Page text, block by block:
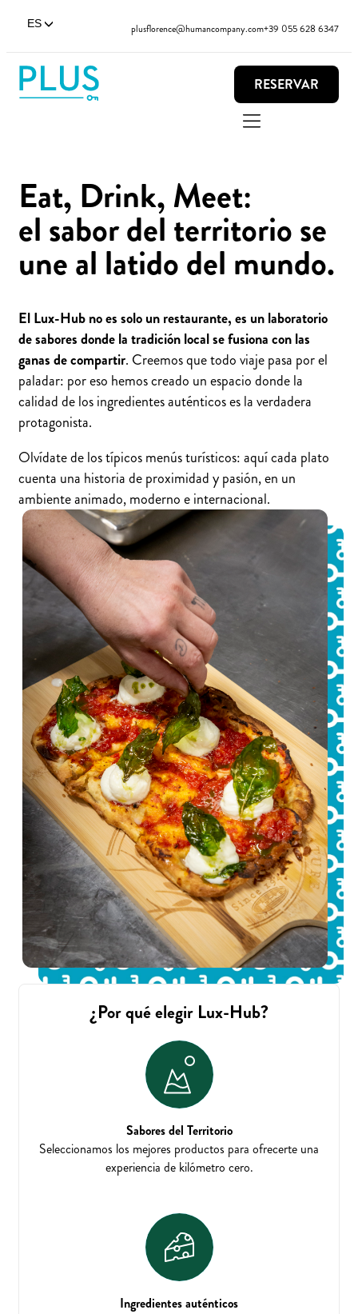
ES plusflorence@humancompany.com+39 055 628 6347
RESERVAR
Eat, Drink, Meet:
el sabor del territorio se
une al latido del mundo.
El Lux-Hub no es solo un restaurante, es un laboratorio
de sabores donde la tradición local se fusiona con las
ganas de compartir. Creemos que todo viaje pasa por el
paladar: por eso hemos creado un espacio donde la
calidad de los ingredientes auténticos es la verdadera
protagonista.
Olvídate de los típicos menús turísticos: aquí cada plato
cuenta una historia de proximidad y pasión, en un
ambiente animado, moderno e internacional.
¿Por qué elegir Lux-Hub?
Sabores del Territorio
Seleccionamos los mejores productos para ofrecerte una
experiencia de kilómetro cero.
Ingredientes auténticos